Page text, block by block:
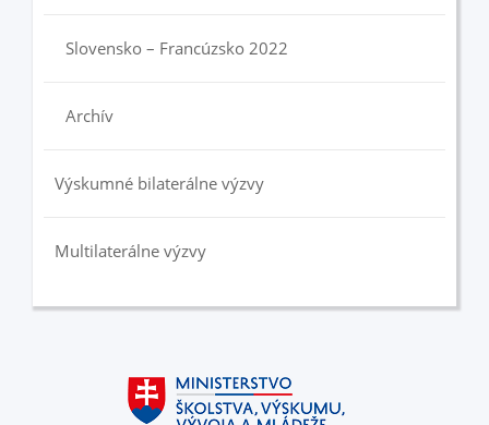
Slovensko – Francúzsko 2022
Archív
Výskumné bilaterálne výzvy
Multilaterálne výzvy